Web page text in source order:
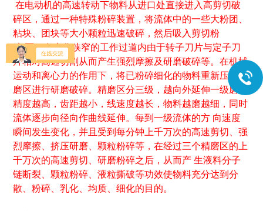
在电动机的高速转动下物料从进口处直接进入高剪切破
碎区，通过一种特殊粉碎装置，将流体中的一些大粉团、
粘块、团块等大小颗粒迅速破碎，然后吸入剪切粉
碎 区，在十分狭窄的工作过道内由于转子刀片与定子刀
片相对高速切割从而产生强烈摩擦及研磨破碎等。在机械
运动和离心力的作用下，将已粉碎细化的物料重新压入精
磨区进行研磨破碎。精磨区分三级，越向外延伸一级磨片
精度越高，齿距越小，线速度越长，物料越磨越细，同时
流体逐步向径向作曲线延伸。每到一级流体的方 向速度
瞬间发生变化，并且受到每分钟上千万次的高速剪切、强
烈摩擦、挤压研磨、颗粒粉碎等，在经过三个精磨区的上
千万次的高速剪切、研磨粉碎之后，从而产 生液料分子
链断裂、颗粒粉碎、液粒撕破等功效使物料充分达到分
散、粉碎、乳化、均质、细化的目的。